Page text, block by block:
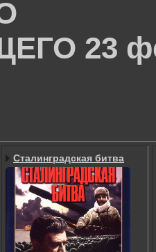
23
Сталинградская битва